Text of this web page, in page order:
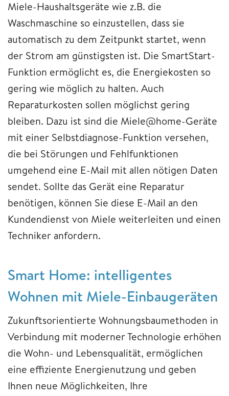
Miele-Haushaltsgeräte wie z.B. die
Waschmaschine so einzustellen, dass sie
automatisch zu dem Zeitpunkt startet, wenn
der Strom am günstigsten ist. Die SmartStart-
Funktion ermöglicht es, die Energiekosten so
gering wie möglich zu halten. Auch
Reparaturkosten sollen möglichst gering
bleiben. Dazu ist sind die Miele@home-Geräte
mit einer Selbstdiagnose-Funktion versehen,
die bei Störungen und Fehlfunktionen
umgehend eine E-Mail mit allen nötigen Daten
sendet. Sollte das Gerät eine Reparatur
benötigen, können Sie diese E-Mail an den
Kundendienst von Miele weiterleiten und einen
Techniker anfordern.
Smart Home: intelligentes
Wohnen mit Miele-Einbaugeräten
Zukunftsorientierte Wohnungsbaumethoden in
Verbindung mit moderner Technologie erhöhen
die Wohn- und Lebensqualität, ermöglichen
eine effiziente Energienutzung und geben
Ihnen neue Möglichkeiten, Ihre